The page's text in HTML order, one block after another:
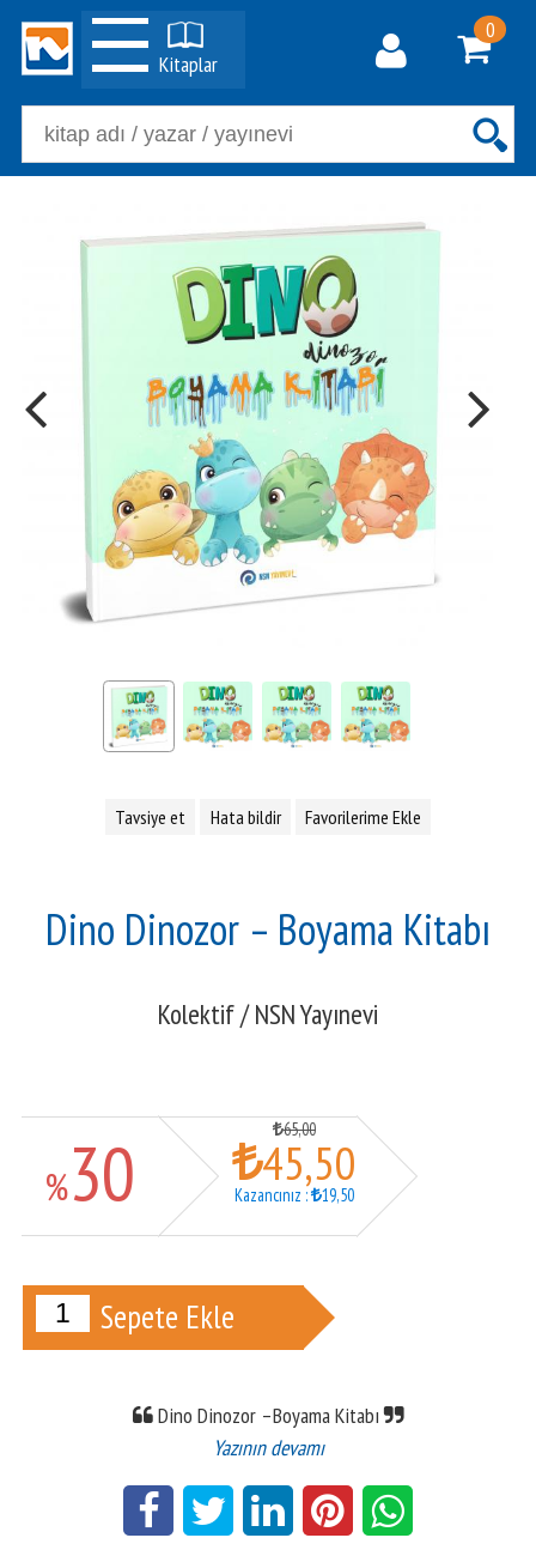
Kitaplar
0
Tavsiye et Hata bildir Favorilerime Ekle
Dino Dinozor – Boyama Kitabı
Kolektif/NSN Yayınevi
%30 65,00
45,50
Kazancınız : 19,50
Sepete Ekle
Dino Dinozor –Boyama Kitabı
Yazının devamı